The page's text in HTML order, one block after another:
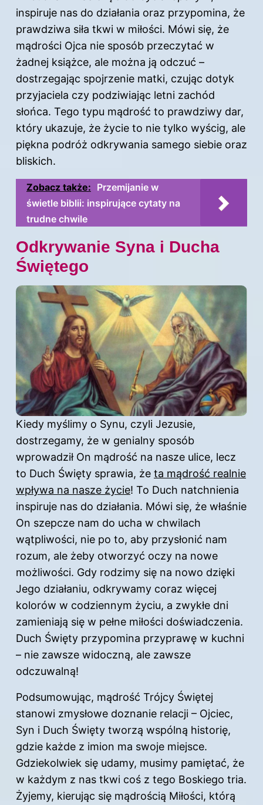
inspiruje nas do działania oraz przypomina, że
prawdziwa siła tkwi w miłości. Mówi się, że
mądrości Ojca nie sposób przeczytać w
żadnej książce, ale można ją odczuć –
dostrzegając spojrzenie matki, czując dotyk
przyjaciela czy podziwiając letni zachód
słońca. Tego typu mądrość to prawdziwy dar,
który ukazuje, że życie to nie tylko wyścig, ale
piękna podróż odkrywania samego siebie oraz
bliskich.
Zobacz także: Przemijanie w
świetle biblii: inspirujące cytaty na
trudne chwile
Odkrywanie Syna i Ducha
Świętego
Kiedy myślimy o Synu, czyli Jezusie,
dostrzegamy, że w genialny sposób
wprowadził On mądrość na nasze ulice, lecz
to Duch Święty sprawia, że ta mądrość realnie
wpływa na nasze życie! To Duch natchnienia
inspiruje nas do działania. Mówi się, że właśnie
On szepcze nam do ucha w chwilach
wątpliwości, nie po to, aby przysłonić nam
rozum, ale żeby otworzyć oczy na nowe
możliwości. Gdy rodzimy się na nowo dzięki
Jego działaniu, odkrywamy coraz więcej
kolorów w codziennym życiu, a zwykłe dni
zamieniają się w pełne miłości doświadczenia.
Duch Święty przypomina przyprawę w kuchni
– nie zawsze widoczną, ale zawsze
odczuwalną!
Podsumowując, mądrość Trójcy Świętej
stanowi zmysłowe doznanie relacji – Ojciec,
Syn i Duch Święty tworzą wspólną historię,
gdzie każde z imion ma swoje miejsce.
Gdziekolwiek się udamy, musimy pamiętać, że
w każdym z nas tkwi coś z tego Boskiego tria.
Żyjemy, kierując się mądrością Miłości, którą